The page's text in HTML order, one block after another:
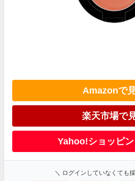
Amazonで
楽天市場で
Yahoo!ショッピ
＼ ログインしていなくても